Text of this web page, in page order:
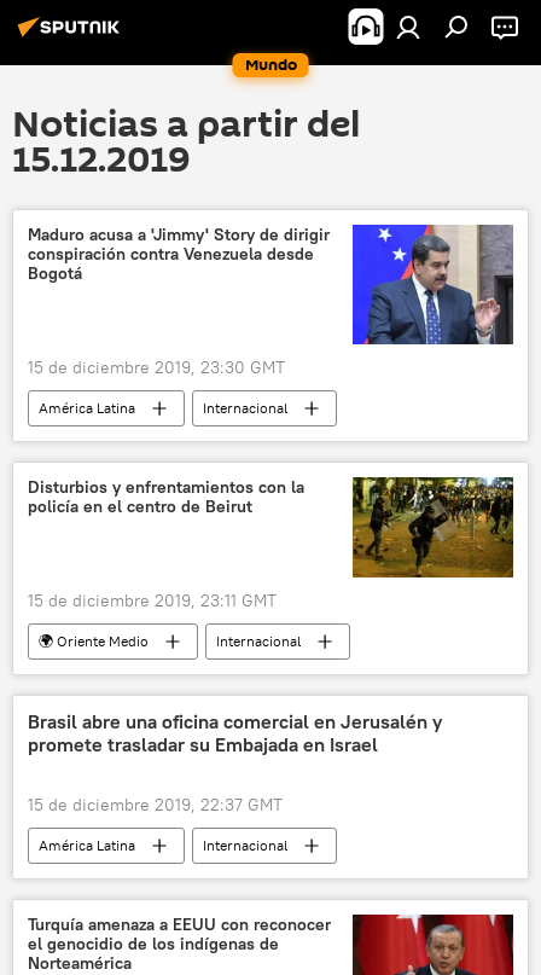
Mundo
Noticias a partir del
15.12.2019
Maduro acusa a 'Jimmy' Story de dirigir
conspiración contra Venezuela desde
Bogotá
15 de diciembre 2019, 23:30 GMT
América Latina
Internacional
Venezuela
Nicolás Maduro
EEUU
conspiración
noticias
Disturbios y enfrentamientos con la
policía en el centro de Beirut
15 de diciembre 2019, 23:11 GMT
🌍 Oriente Medio
Internacional
Beirut
protestas
Líbano
noticias
Brasil abre una oficina comercial en Jerusalén y
promete trasladar su Embajada en Israel
15 de diciembre 2019, 22:37 GMT
América Latina
Internacional
🌍 Oriente Medio
Brasil
Jerusalén
Israel
noticias
Turquía amenaza a EEUU con reconocer
el genocidio de los indígenas de
Norteamérica